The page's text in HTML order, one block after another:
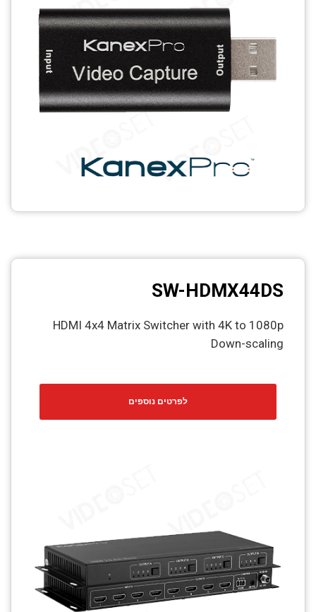
SW-HDMX44DS
HDMI 4x4 Matrix Switcher with 4K to 1080p
Down-scaling
לפרטים נוספים